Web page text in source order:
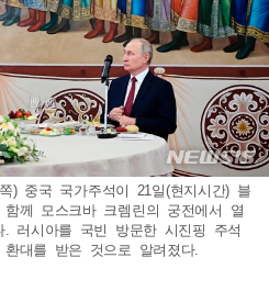
) 중국 국가주석이 21일(현지시간) 블
께 모스크바 크렘린의 궁전에서 열
러시아를 국빈 방문한 시진핑 주석
대를 받은 것으로 알려졌다.